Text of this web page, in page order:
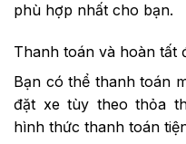
phù hợp nhất cho bạn.
Thanh toán và hoàn tất
Bạn có thể thanh toán
đặt xe tùy theo thỏa
hình thức thanh toán